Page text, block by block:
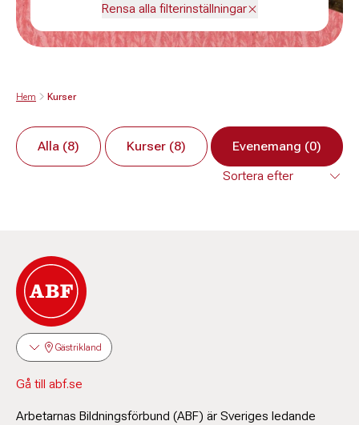
Rensa alla filterinställningar
Hem Kurser
Alla (8) Kurser (8) Evenemang (0)
Gästrikland
Gå till abf.se
Arbetarnas Bildningsförbund (ABF) är Sveriges ledande